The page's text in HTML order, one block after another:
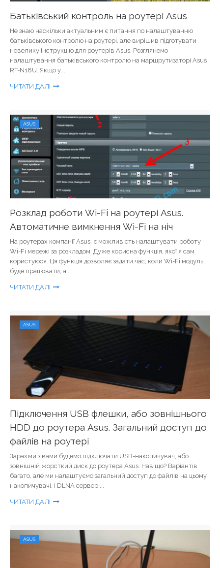
Батьківський контроль на роутері Asus
Не знаю наскільки актуальним є питання по налаштуванню
батьківського контролю на роутері, але вирішив підготувати
невелику інструкцію для роутерів Asus. Розглянемо
налаштування батьківського контролю на маршрутизаторі Asus
RT-N18U. Якщо у...
ЧИТАТИ ДАЛІ
ASUS
Розклад роботи Wi-Fi на роутері Asus.
Автоматичне вимкнення Wi-Fi на ніч
На роутерах компанії Asus, є можливість налаштувати роботу
Wi-Fi мережі за розкладом. Дуже корисна функція, якої я сам
користуюся. Ця функція дозволяє задати час, коли Wi-Fi модуль
буде працювати, а...
ЧИТАТИ ДАЛІ
ASUS
Підключення USB флешки, або зовнішнього
HDD до роутера Asus. Загальний доступ до
файлів на роутері
Зараз ми з вами будемо підключати USB-накопичувач, або
зовнішній жорсткий диск до роутера Asus. Навіщо? Варіантів
багато, але ми налаштуємо загальний доступ до файлів на цьому
накопичувачі, і DLNA сервер....
ЧИТАТИ ДАЛІ
ASUS